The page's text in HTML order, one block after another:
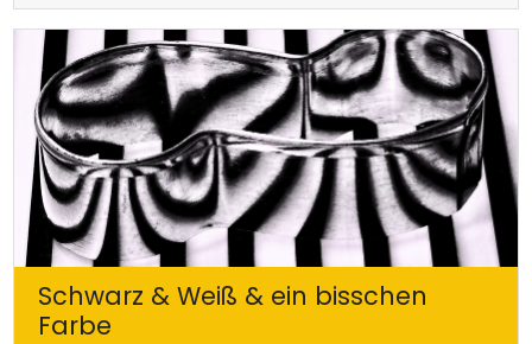
Schwarz & Weiß & ein bisschen
Farbe